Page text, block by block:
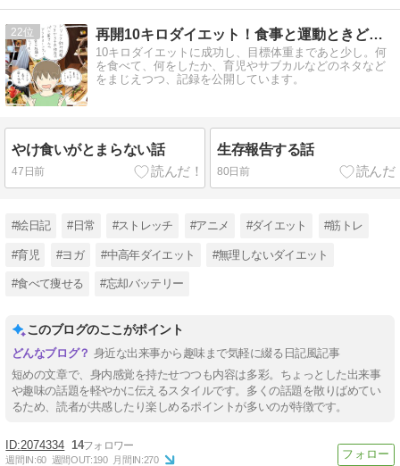
22 再開10キロダイエット！食事と運動ときどき雑記
10キロダイエットに成功し、目標体重まであと少し。何
を食べて、何をしたか、育児やサブカルなどのネタなど
をまじえつつ、記録を公開しています。
やけ食いがとまらない話
47日前
生存報告する話
80日前
#絵日記 #日常 #ストレッチ #アニメ #ダイエット #筋トレ
#育児 #ヨガ #中高年ダイエット #無理しないダイエット
#食べて痩せる #忘却バッテリー
このブログのここがポイント
身近な出来事から趣味まで気軽に綴る日記風記事
短めの文章で、身内感覚を持たせつつも内容は多彩。ちょっとした出来事
や趣味の話題を軽やかに伝えるスタイルです。多くの話題を散りばめてい
るため、読者が共感したり楽しめるポイントが多いのが特徴です。
2074334 14
週間IN:60 週間OUT:190 月間IN:270